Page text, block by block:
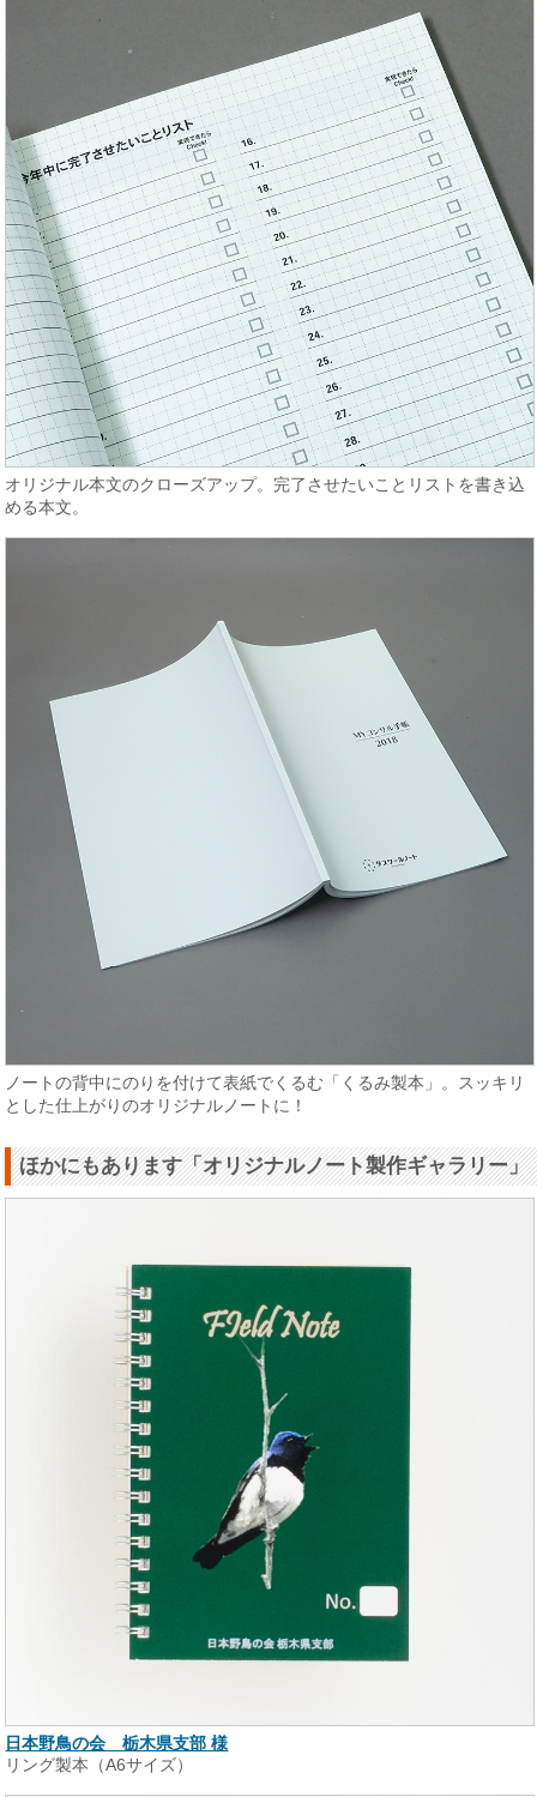
オリジナル本文のクローズアップ。完了させたいことリストを書き込
める本文。
ノートの背中にのりを付けて表紙でくるむ「くるみ製本」。スッキリ
とした仕上がりのオリジナルノートに！
ほかにもあります「オリジナルノート製作ギャラリー」
日本野鳥の会 栃木県支部 様
リング製本（A6サイズ）